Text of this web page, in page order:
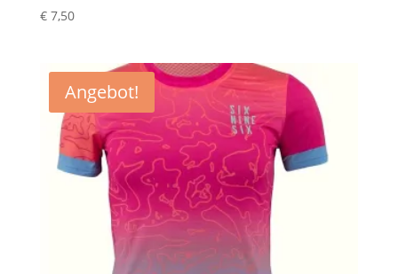
€7,50
Angebot!